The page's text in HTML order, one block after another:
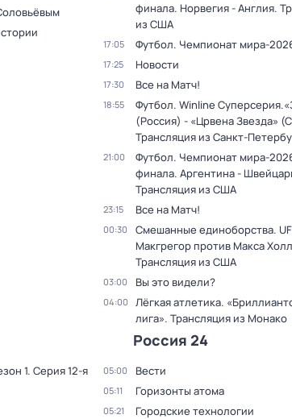
финала. Норвегия - Англия.
из США
17:05 Футбол. Чемпионат мира-
17:25 Новости
17:30 Все на Матч!
18:55
Футбол. Winline
(Россия) - «Црвена Звезда»
Трансляция из Санкт-
21:00
Футбол. Чемпионат мира-
финала. Аргентина -
Трансляция из США
23:15 Все на Матч!
00:30
Смешанные единоборства.
Макгрегор против Макса
Трансляция из США
03:00 Вы это видели?
04:00
Лёгкая атлетика.
лига». Трансляция из Монако
1. Серия 12-я
Россия 24
05:00 Вести
05:11 Горизонты атома
05:21 Городские технологии